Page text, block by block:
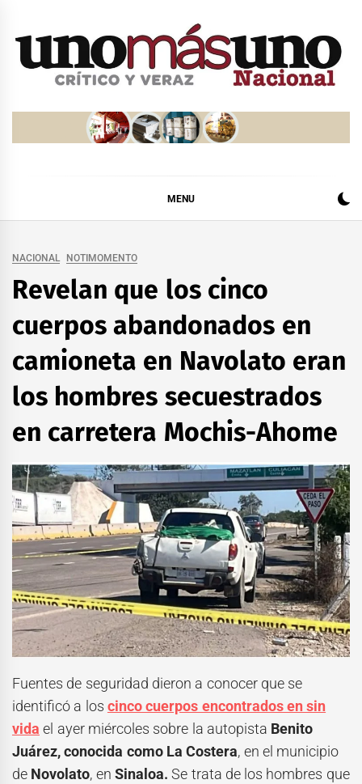
MENU
NACIONAL NOTIMOMENTO
Revelan que los cinco
cuerpos abandonados en
camioneta en Navolato eran
los hombres secuestrados
en carretera Mochis-Ahome
Fuentes de seguridad dieron a conocer que se
identificó a los cinco cuerpos encontrados en sin
vida el ayer miércoles sobre la autopista Benito
Juárez, conocida como La Costera, en el municipio
de Novolato, en Sinaloa. Se trata de los hombres que